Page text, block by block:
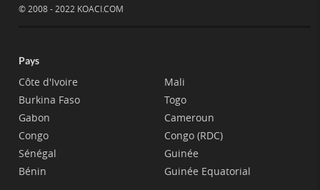
© 2008 - 2022 KOACI.COM
Pays
Côte d'Ivoire
Burkina Faso
Gabon
Congo
Sénégal
Bénin
Mali
Togo
Cameroun
Congo (RDC)
Guinée
Guinée Equatorial